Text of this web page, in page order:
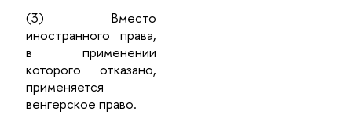
(3) Вместо
иностранного права,
в применении
которого отказано,
применяется
венгерское право.